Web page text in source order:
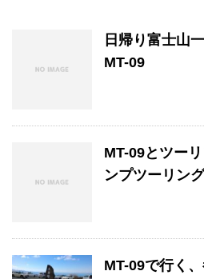
日帰り富士山
MT-09
MT-09とツー
ンプツーリン
MT-09で行く